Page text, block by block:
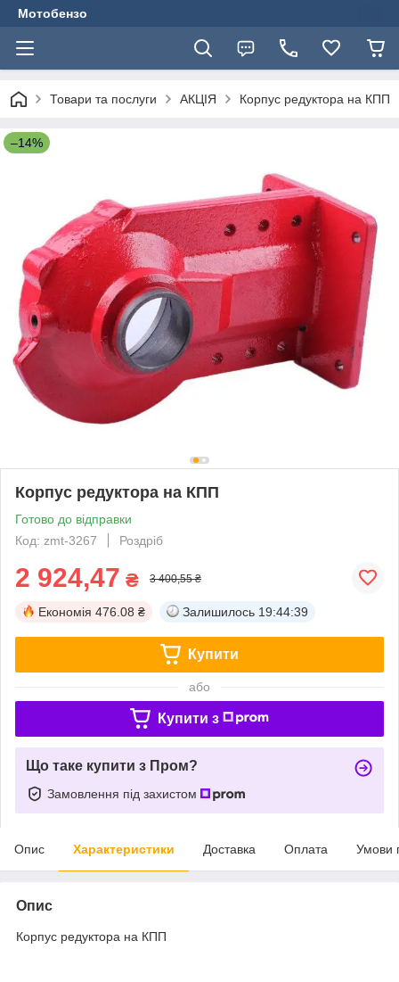
Мотобензо
Товари та послуги АКЦІЯ Корпус редуктора на КПП
–14%
Корпус редуктора на КПП
Готово до відправки
Код: zmt-3267
Роздріб
2 924,47 ₴ 3 400,55 ₴
Економія 476.08 ₴ Залишилось 19:44:39
Купити
або
Купити з
Що таке купити з Пром?
Замовлення під захистом
Опис Характеристики Доставка Оплата Умови
Опис
Корпус редуктора на КПП